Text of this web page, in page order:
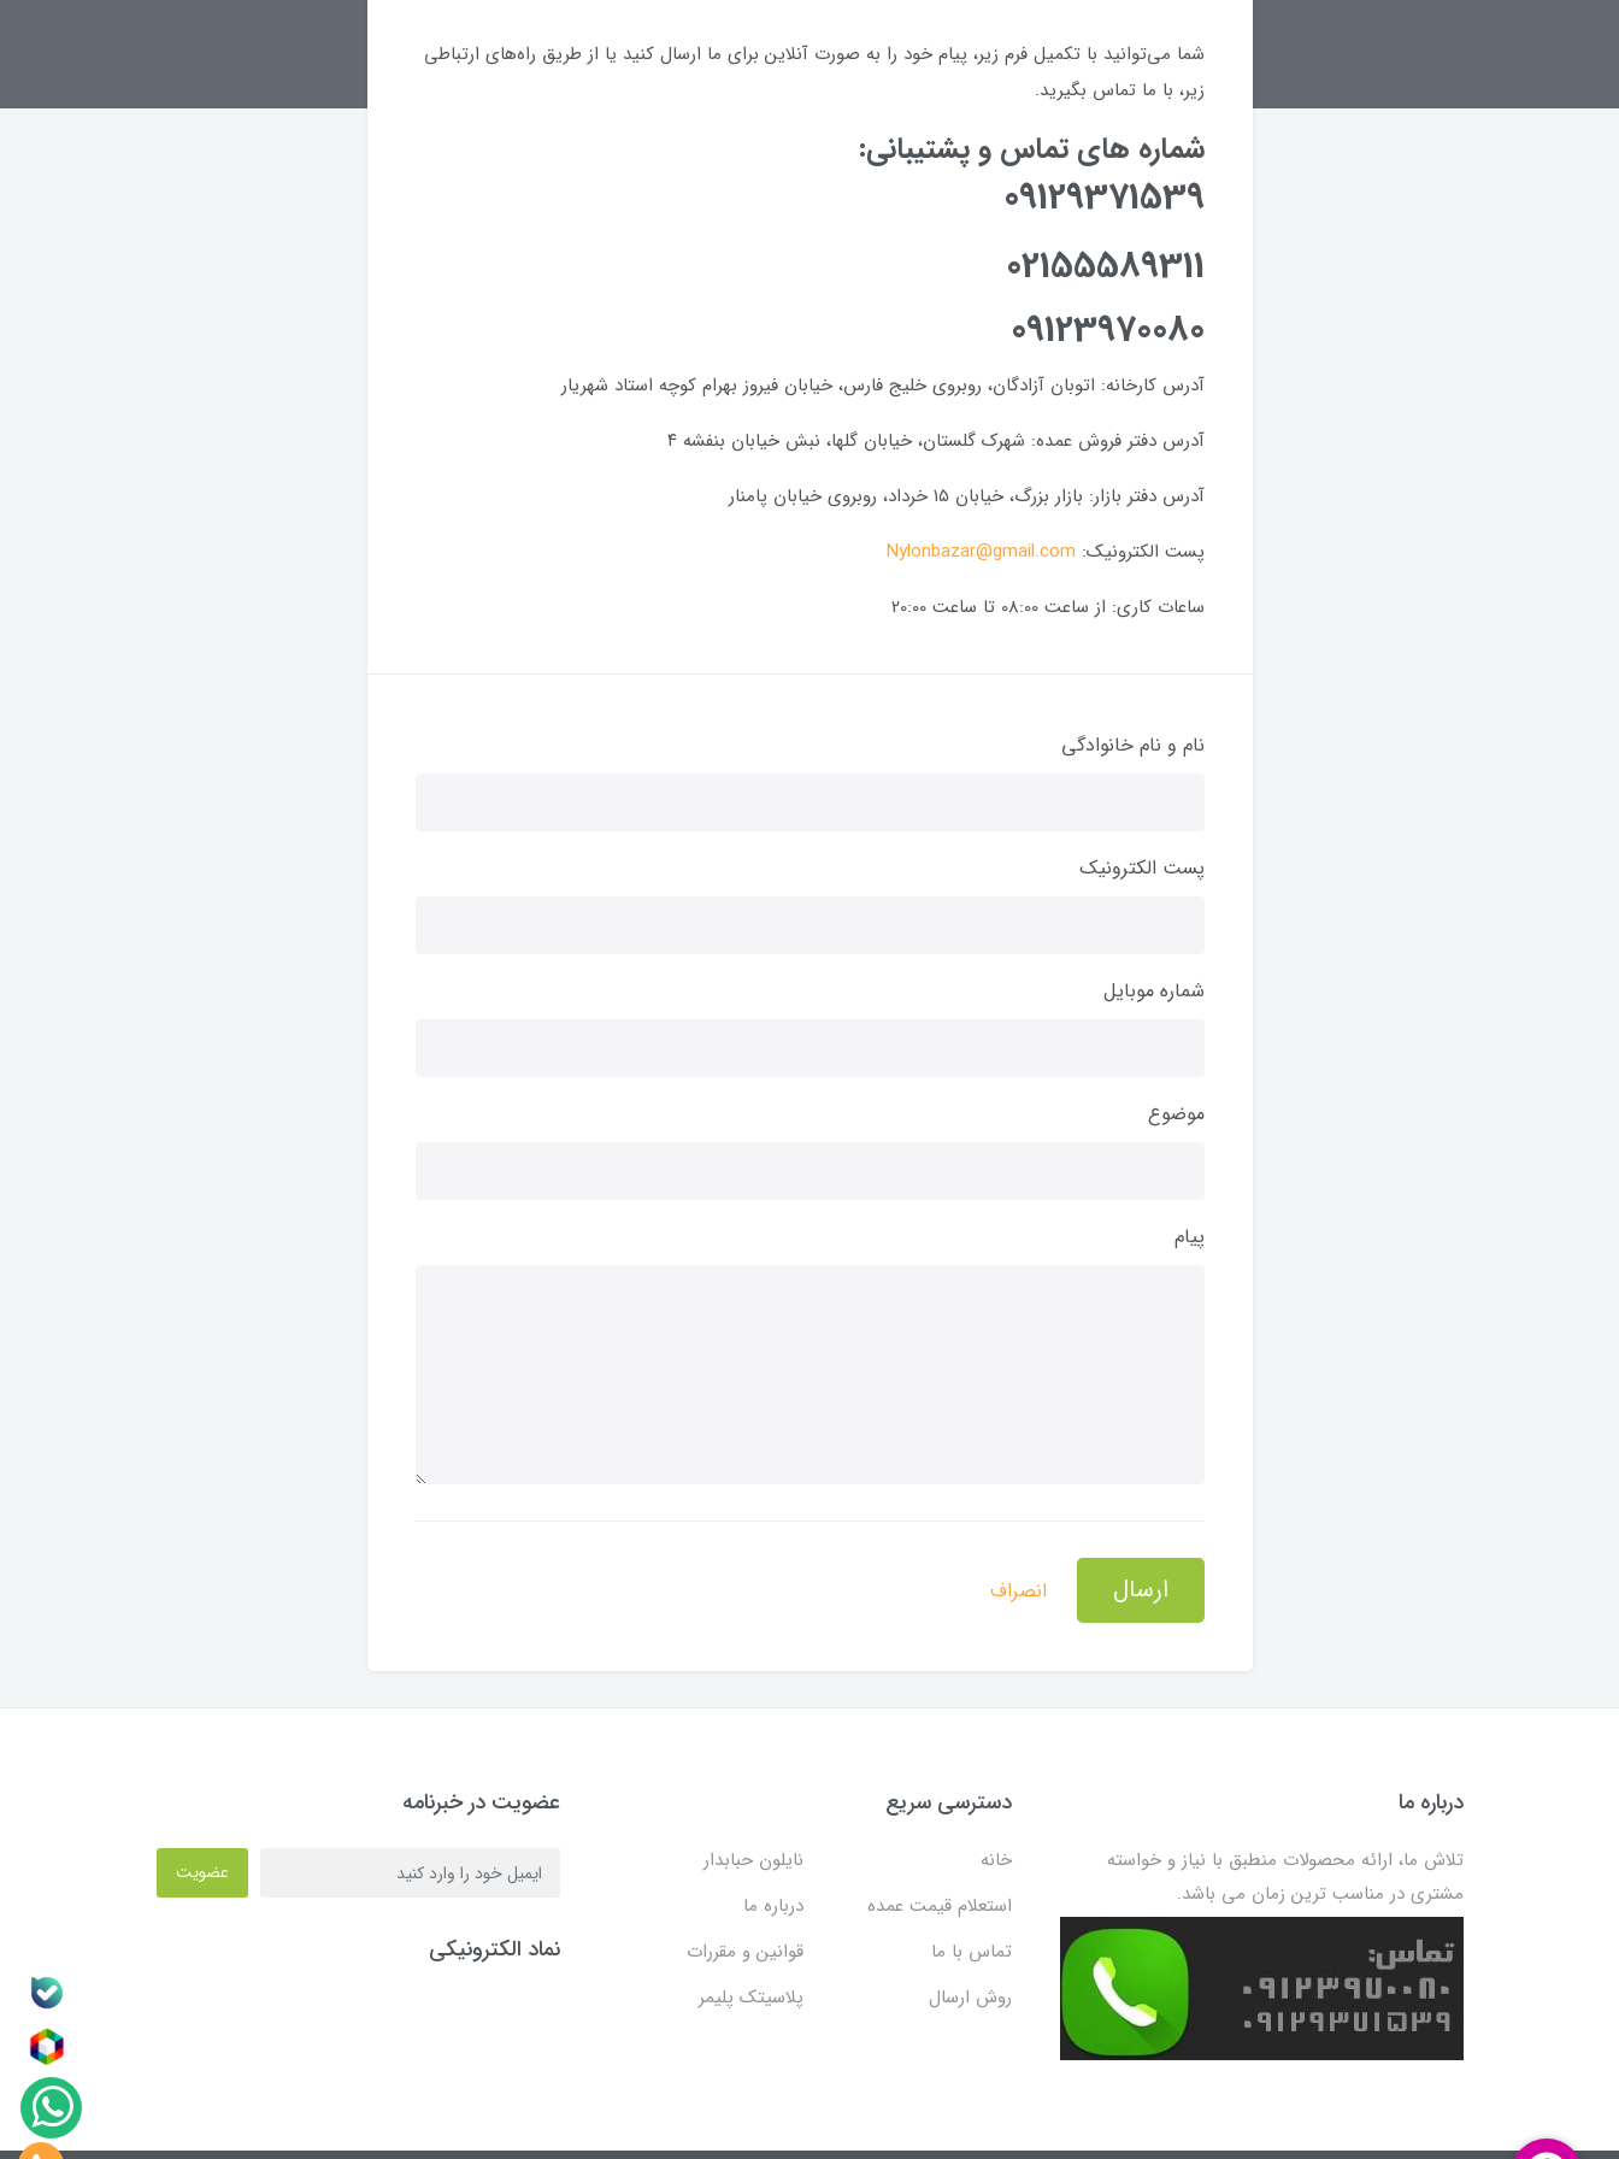
شما می‌توانید با تکمیل فرم زیر، پیام خود را به صورت آنلاین برای ما ارسال کنید یا از طریق راه‌های ارتباطی
زیر، با ما تماس بگیرید.
شماره های تماس و پشتیبانی:
09129371539
02155589311
09123970080
آدرس کارخانه: اتوبان آزادگان، روبروی خلیج فارس، خیابان فیروز بهرام کوچه استاد شهریار
آدرس دفتر فروش عمده: شهرک گلستان، خیابان گلها، نبش خیابان بنفشه ۴
آدرس دفتر بازار: بازار بزرگ، خیابان ۱۵ خرداد، روبروی خیابان پامنار
پست الکترونیک: Nylonbazar@gmail.com
ساعات کاری: از ساعت 08:00 تا ساعت 20:00
نام و نام خانوادگی
پست الکترونیک
شماره موبایل
موضوع
پیام
ارسال انصراف
درباره ما
تلاش ما، ارائه محصولات منطبق با نیاز و خواسته
مشتری در مناسب ترین زمان می باشد.
دسترسی سریع
خانه
نایلون حبابدار
استعلام قیمت عمده
درباره ما
تماس با ما
قوانین و مقررات
روش ارسال
پلاسیتک پلیمر
عضویت در خبرنامه
عضویت
نماد الکترونیکی